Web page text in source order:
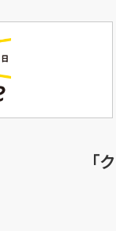
「